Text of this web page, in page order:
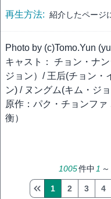
再生方法: 紹介したページ
Photo by (c)Tomo.Yun
キャスト： チョン・ナ
ジョン）/ 王后(チョン・
ン) / ヌングム(キム・ジ
原作：パク・チョンフ
衡）
1005件中 1 ～
1 2 3 4